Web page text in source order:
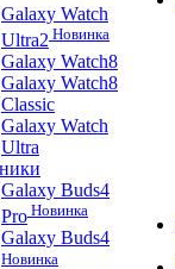
Galaxy Watch
Ultra2 Новинка
Galaxy Watch8
Galaxy Watch8
Classic
Galaxy Watch
Ultra
Galaxy Buds4
Pro Новинка
Galaxy Buds4
Новинка